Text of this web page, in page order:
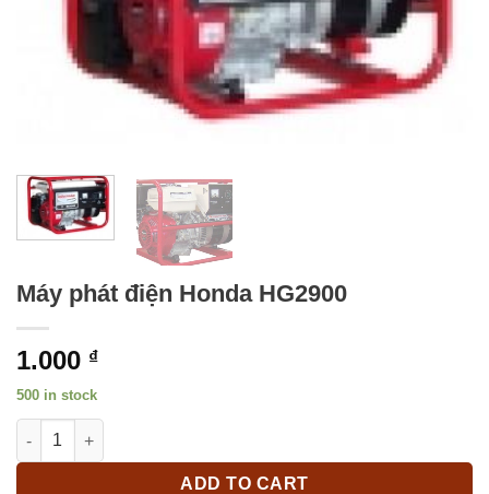
Máy phát điện Honda HG2900
1.000 ₫
500 in stock
Máy phát điện Honda HG2900 quantity
ADD TO CART